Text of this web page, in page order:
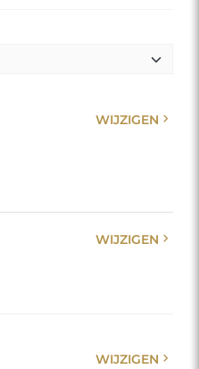
WIJZIGEN chevron_right
WIJZIGEN chevron_right
WIJZIGEN chevron_right